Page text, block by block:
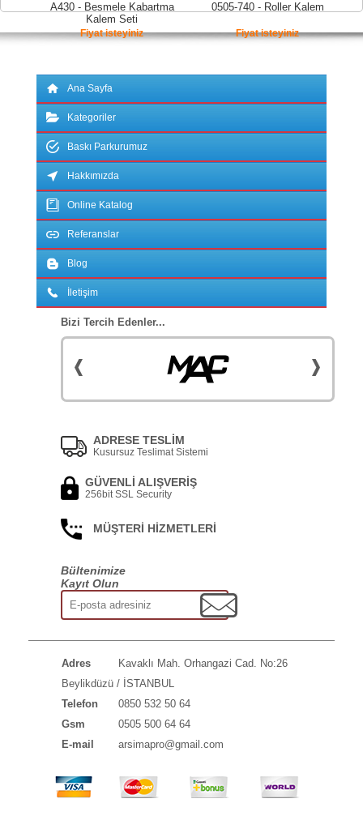
A430 - Besmele Kabartma
Kalem Seti
Fiyat isteyiniz
0505-740 - Roller Kalem
Fiyat isteyiniz
Ana Sayfa
Kategoriler
Baskı Parkurumuz
Hakkımızda
Online Katalog
Referanslar
Blog
İletişim
Bizi Tercih Edenler...
ADRESE TESLİM
Kusursuz Teslimat Sistemi
GÜVENLİ ALIŞVERİŞ
256bit SSL Security
MÜŞTERİ HİZMETLERİ
Bültenimize
Kayıt Olun
Adres
Kavaklı Mah. Orhangazi Cad. No:26
Beylikdüzü / İSTANBUL
Telefon
0850 532 50 64
Gsm
0505 500 64 64
E-mail
arsimapro@gmail.com